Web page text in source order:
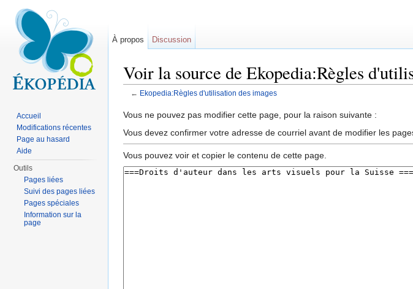
Voir la source de Ekopedia:Règles
← Ekopedia:Règles d'utilisation des images
Vous ne pouvez pas modifier cette page, pour la raison suivante :
Vous devez confirmer votre adresse de courriel avant de modifier les
Vous pouvez voir et copier le contenu de cette page.
À propos Discussion
Accueil
Modifications récentes
Page au hasard
Aide
Outils
Pages liées
Suivi des pages liées
Pages spéciales
Information sur la
page